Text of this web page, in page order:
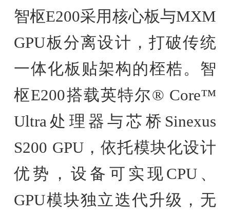
智枢E200采用核心板与MXM
GPU板分离设计，打破传统
一体化板贴架构的桎梏。智
枢E200搭载英特尔® Core™
Ultra处理器与芯桥Sinexus
S200 GPU，依托模块化设计
优势，设备可实现CPU、
GPU模块独立迭代升级，无